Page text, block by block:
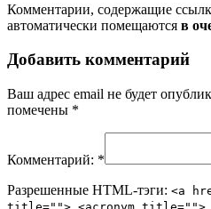
Комментарии, содержащие
автоматически помещаются в
Добавить комментарий
Ваш адрес email не будет
помечены *
Комментарий: *
Разрешенные HTML-тэги: <a